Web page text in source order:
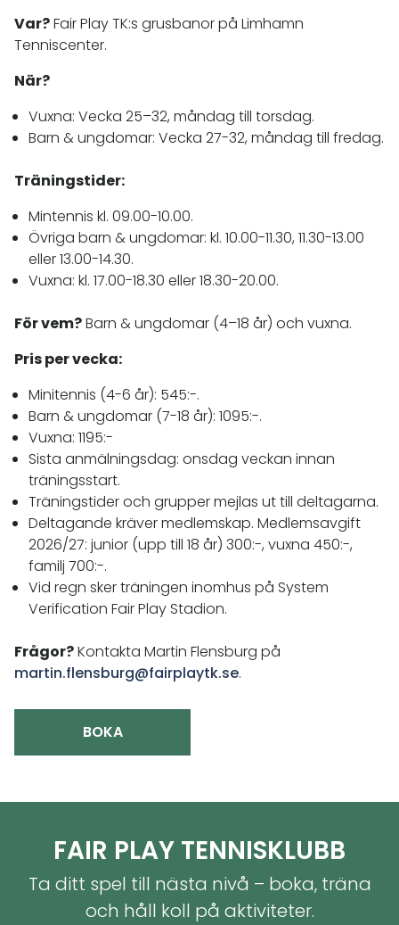
Var?Fair Play TK:s grusbanor på Limhamn
Tenniscenter.
När?
Vuxna: Vecka 25–32, måndag till torsdag.
Barn & ungdomar: Vecka 27-32, måndag till fredag.
Träningstider:
Mintennis kl. 09.00-10.00.
Övriga barn & ungdomar: kl. 10.00-11.30, 11.30-13.00
eller 13.00-14.30.
Vuxna: kl. 17.00-18.30 eller 18.30-20.00.
För vem?Barn & ungdomar (4–18 år) och vuxna.
Pris per vecka:
Minitennis (4-6 år): 545:-.
Barn & ungdomar (7-18 år): 1095:-.
Vuxna: 1195:-
Sista anmälningsdag: onsdag veckan innan
träningsstart.
Träningstider och grupper mejlas ut till deltagarna.
Deltagande kräver medlemskap. Medlemsavgift
2026/27: junior (upp till 18 år) 300:-, vuxna 450:-,
familj 700:-.
Vid regn sker träningen inomhus på System
Verification Fair Play Stadion.
Frågor?Kontakta Martin Flensburg på
martin.flensburg@fairplaytk.se.
BOKA
FAIR PLAY TENNISKLUBB
Ta ditt spel till nästa nivå – boka, träna
och håll koll på aktiviteter.